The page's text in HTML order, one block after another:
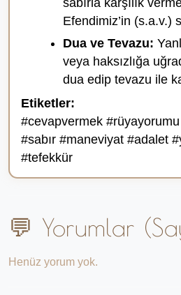
Efendimiz’in (s.a.v.)
Dua ve Tevazu:
veya haksızlığa
dua edip tevazu ile
Etiketler:
#cevapvermek
#sabır #maneviyat #adalet
#tefekkür
💬 Yorumlar
Henüz yorum yok.